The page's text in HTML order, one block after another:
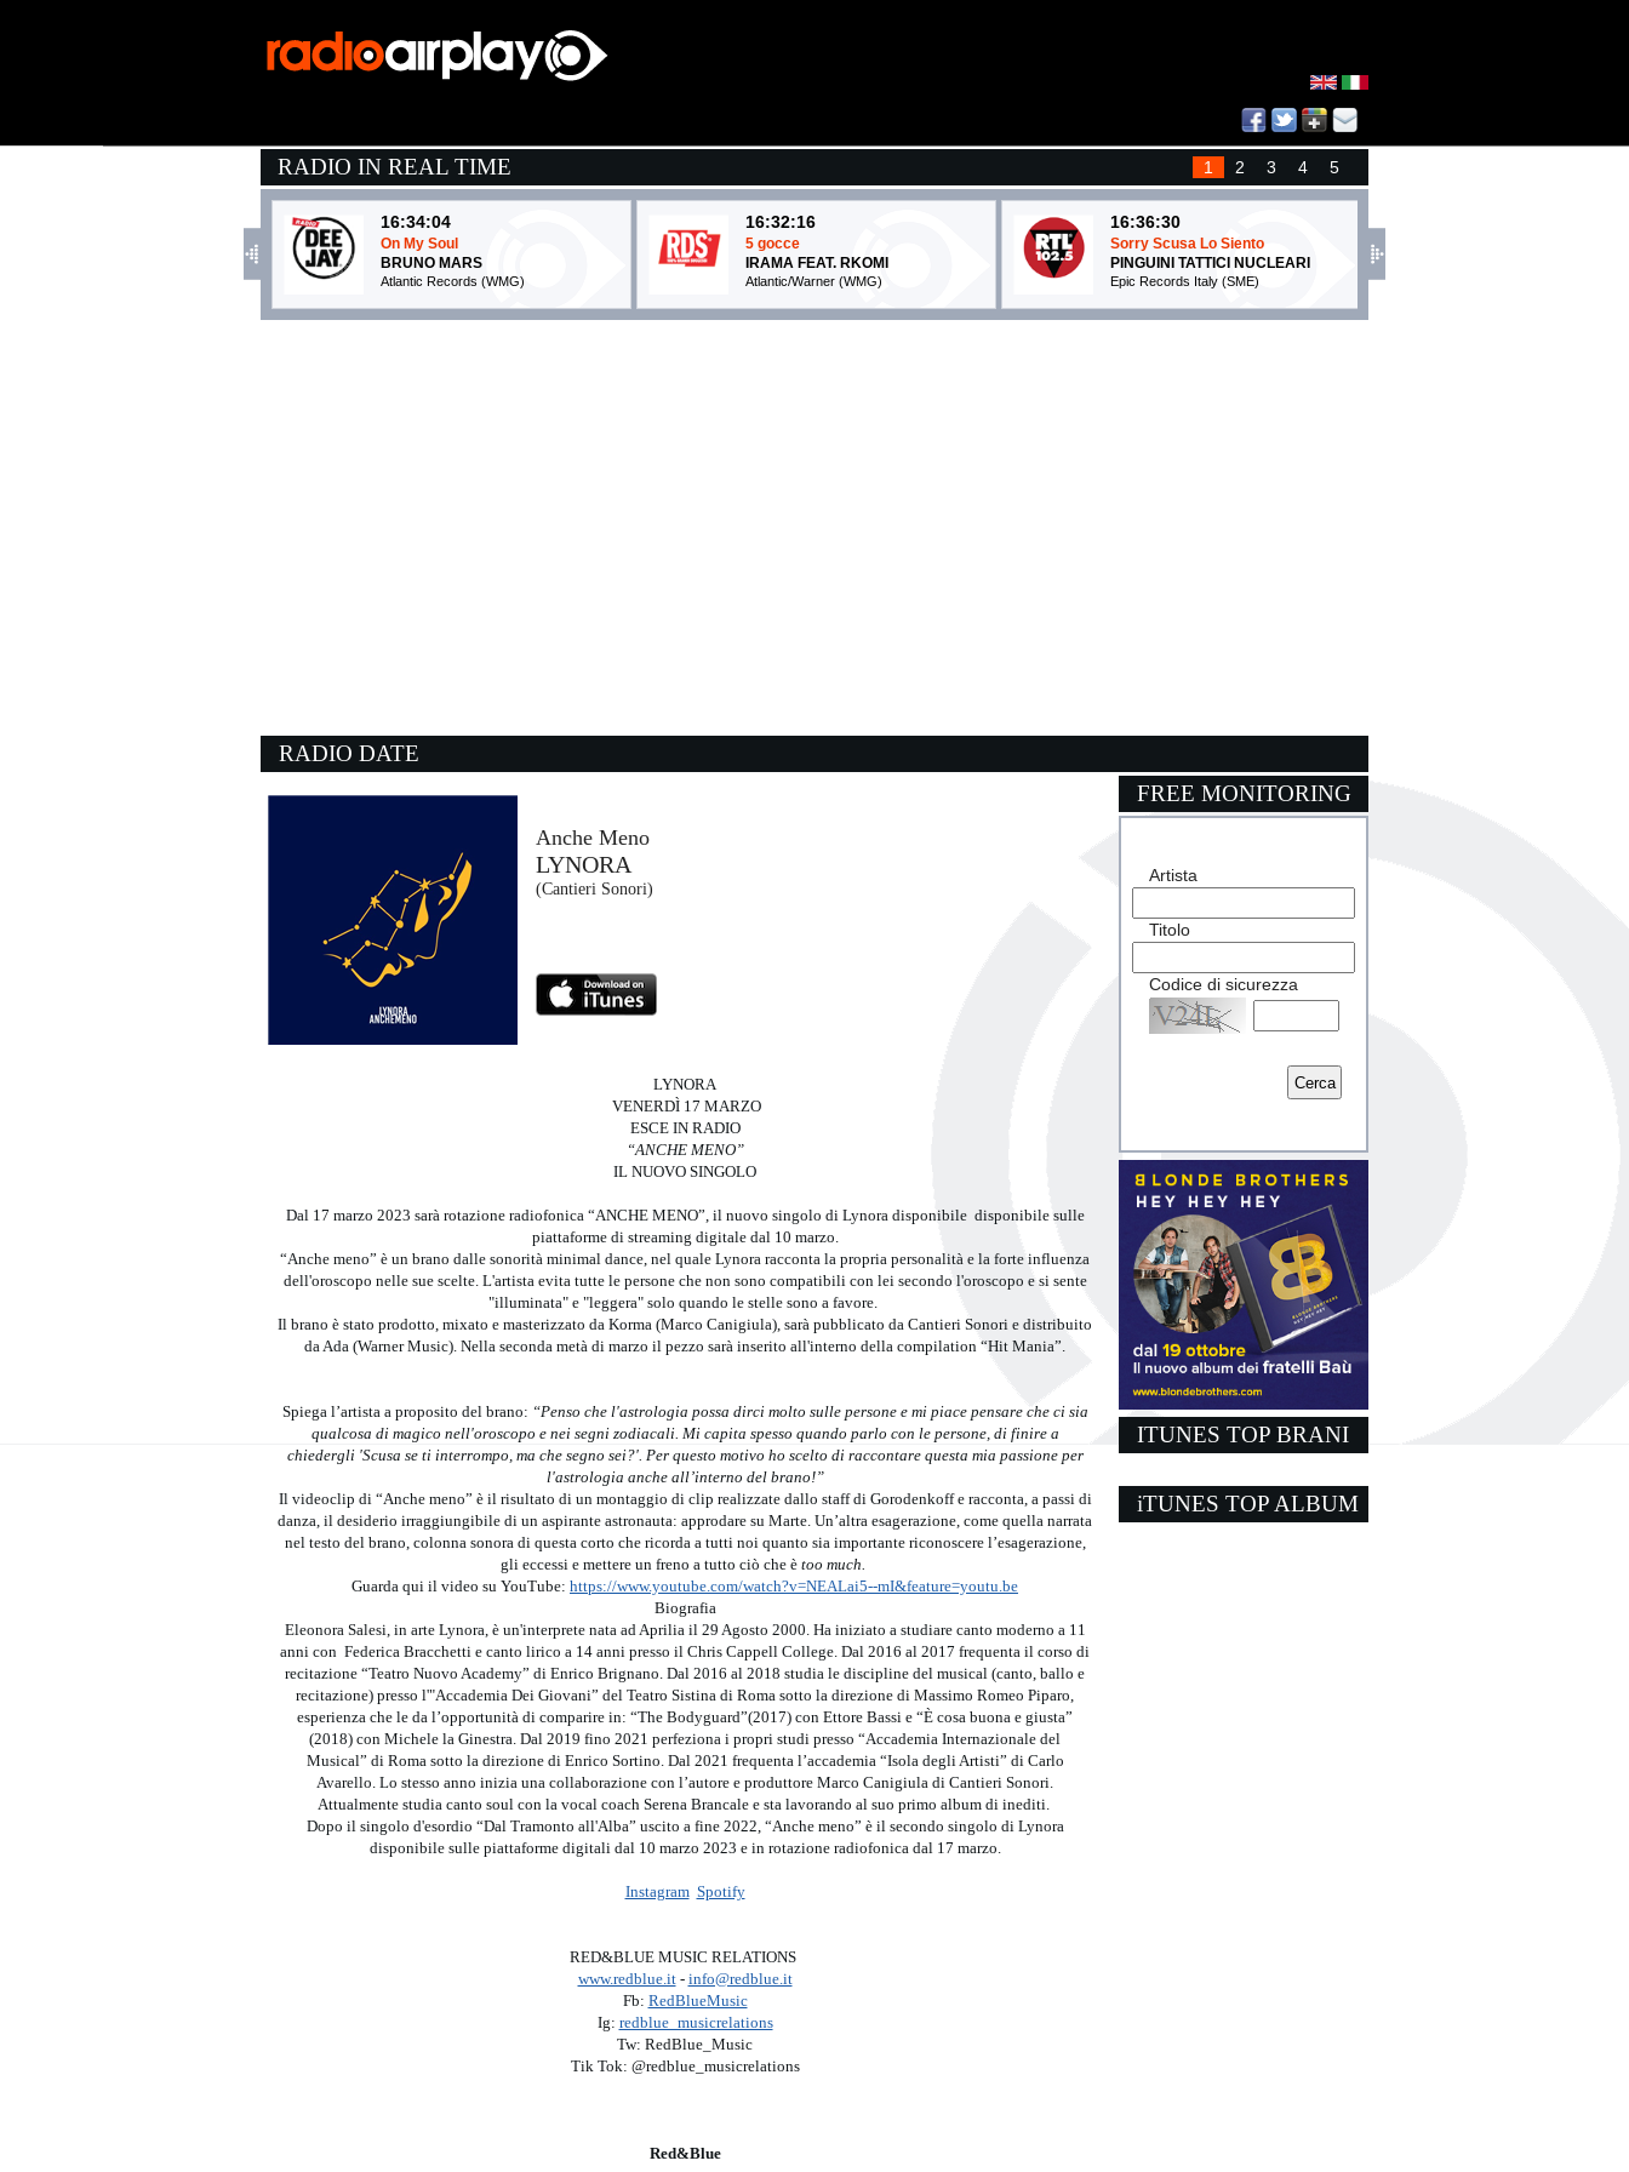
1 2 3 4 5
RADIO IN REAL TIME
16:34:04
On My Soul
BRUNO MARS
Atlantic Records (WMG)
16:32:16
5 gocce
IRAMA FEAT. RKOMI
Atlantic/Warner (WMG)
16:36:30
Sorry Scusa Lo Siento
PINGUINI TATTICI NUCLEARI
Epic Records Italy (SME)
RADIO DATE
FREE MONITORING
Artista
Titolo
Codice di sicurezza
Captcha
ITUNES TOP BRANI
iTUNES TOP ALBUM
Anche Meno
LYNORA
(Cantieri Sonori)
LYNORA
VENERDÌ 17 MARZO
ESCE IN RADIO
“ANCHE MENO”
IL NUOVO SINGOLO
Dal 17 marzo 2023 sarà rotazione radiofonica “ANCHE MENO”, il nuovo singolo di Lynora disponibile disponibile sulle
piattaforme di streaming digitale dal 10 marzo.
“Anche meno” è un brano dalle sonorità minimal dance, nel quale Lynora racconta la propria personalità e la forte influenza
dell'oroscopo nelle sue scelte. L'artista evita tutte le persone che non sono compatibili con lei secondo l'oroscopo e si sente
"illuminata" e "leggera" solo quando le stelle sono a favore.
Il brano è stato prodotto, mixato e masterizzato da Korma (Marco Canigiula), sarà pubblicato da Cantieri Sonori e distribuito
da Ada (Warner Music). Nella seconda metà di marzo il pezzo sarà inserito all'interno della compilation “Hit Mania”.
Spiega l’artista a proposito del brano: “Penso che l'astrologia possa dirci molto sulle persone e mi piace pensare che ci sia
qualcosa di magico nell'oroscopo e nei segni zodiacali. Mi capita spesso quando parlo con le persone, di finire a
chiedergli 'Scusa se ti interrompo, ma che segno sei?'. Per questo motivo ho scelto di raccontare questa mia passione per
l'astrologia anche all’interno del brano!”
Il videoclip di “Anche meno” è il risultato di un montaggio di clip realizzate dallo staff di Gorodenkoff e racconta, a passi di
danza, il desiderio irraggiungibile di un aspirante astronauta: approdare su Marte. Un’altra esagerazione, come quella narrata
nel testo del brano, colonna sonora di questa corto che ricorda a tutti noi quanto sia importante riconoscere l’esagerazione,
gli eccessi e mettere un freno a tutto ciò che è too much.
Guarda qui il video su YouTube: https://www.youtube.com/watch?v=NEALai5--mI&feature=youtu.be
Biografia
Eleonora Salesi, in arte Lynora, è un'interprete nata ad Aprilia il 29 Agosto 2000. Ha iniziato a studiare canto moderno a 11
anni con Federica Bracchetti e canto lirico a 14 anni presso il Chris Cappell College. Dal 2016 al 2017 frequenta il corso di
recitazione “Teatro Nuovo Academy” di Enrico Brignano. Dal 2016 al 2018 studia le discipline del musical (canto, ballo e
recitazione) presso l'"Accademia Dei Giovani” del Teatro Sistina di Roma sotto la direzione di Massimo Romeo Piparo,
esperienza che le da l’opportunità di comparire in: “The Bodyguard”(2017) con Ettore Bassi e “È cosa buona e giusta”
(2018) con Michele la Ginestra. Dal 2019 fino 2021 perfeziona i propri studi presso “Accademia Internazionale del
Musical” di Roma sotto la direzione di Enrico Sortino. Dal 2021 frequenta l’accademia “Isola degli Artisti” di Carlo
Avarello. Lo stesso anno inizia una collaborazione con l’autore e produttore Marco Canigiula di Cantieri Sonori.
Attualmente studia canto soul con la vocal coach Serena Brancale e sta lavorando al suo primo album di inediti.
Dopo il singolo d'esordio “Dal Tramonto all'Alba” uscito a fine 2022, “Anche meno” è il secondo singolo di Lynora
disponibile sulle piattaforme digitali dal 10 marzo 2023 e in rotazione radiofonica dal 17 marzo.
Instagram Spotify
RED&BLUE MUSIC RELATIONS
www.redblue.it- info@redblue.it
Fb: RedBlueMusic
Ig: redblue_musicrelations
Tw: RedBlue_Music
Tik Tok: @redblue_musicrelations
Red&Blue